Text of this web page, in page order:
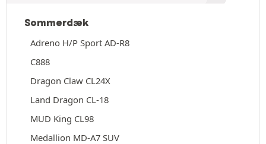
Sommerdæk
Adreno H/P Sport AD-R8
C888
Dragon Claw CL24X
Land Dragon CL-18
MUD King CL98
Medallion MD-A7 SUV